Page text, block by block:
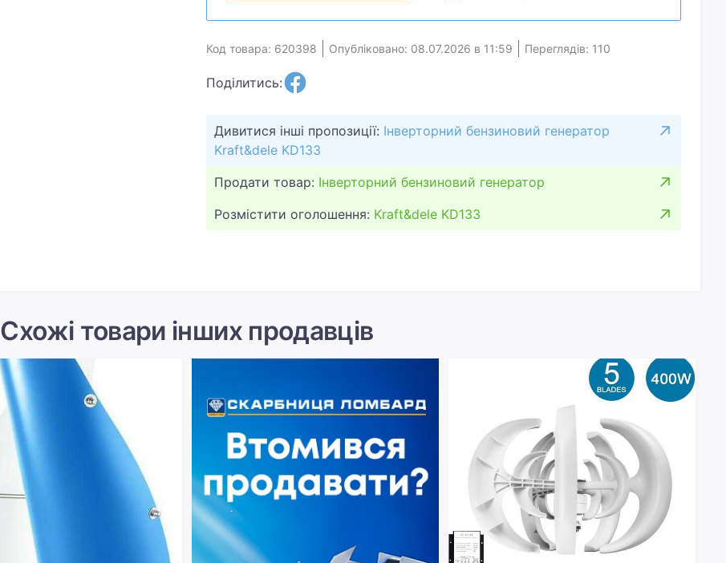
Код товара: 620398 Опубліковано: 08.07.2026 в 11:59 Переглядів: 110
Поділитись:
Дивитися інші пропозиції: Інверторний бензиновий генератор
Kraft&dele KD133
Продати товар: Інверторний бензиновий генератор
Розмістити оголошення: Kraft&dele KD133
Схожі товари інших продавців